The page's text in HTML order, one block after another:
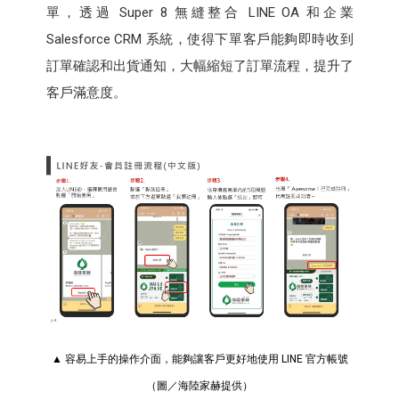
單，透過 Super 8 無縫整合 LINE OA 和企業
Salesforce CRM 系統，使得下單客戶能夠即時收到
訂單確認和出貨通知，大幅縮短了訂單流程，提升了
客戶滿意度。
▲ 容易上手的操作介面，能夠讓客戶更好地使用 LINE 官方帳號
（圖／海陸家赫提供）